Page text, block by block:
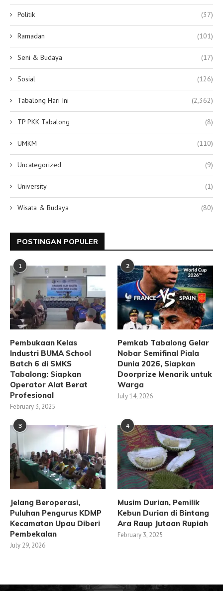
Politik (37)
Ramadan (101)
Seni & Budaya (17)
Sosial (126)
Tabalong Hari Ini (2,362)
TP PKK Tabalong (8)
UMKM (110)
Uncategorized (9)
University (1)
Wisata & Budaya (80)
POSTINGAN POPULER
1
Pembukaan Kelas
Industri BUMA School
Batch 6 di SMKS
Tabalong: Siapkan
Operator Alat Berat
Profesional
February 3, 2025
2
Pemkab Tabalong Gelar
Nobar Semifinal Piala
Dunia 2026, Siapkan
Doorprize Menarik untuk
Warga
July 14, 2026
3
Jelang Beroperasi,
Puluhan Pengurus KDMP
Kecamatan Upau Diberi
Pembekalan
July 29, 2026
4
Musim Durian, Pemilik
Kebun Durian di Bintang
Ara Raup Jutaan Rupiah
February 3, 2025